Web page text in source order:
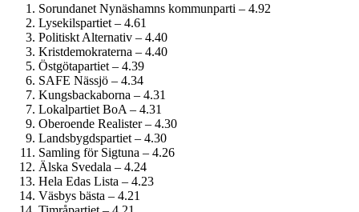
Sorundanet Nynäshamns kommunparti – 4.92
Lysekilspartiet – 4.61
Politiskt Alternativ – 4.40
Kristdemokraterna – 4.40
Östgötapartiet – 4.39
SAFE Nässjö – 4.34
Kungsbackaborna – 4.31
Lokalpartiet BoA – 4.31
Oberoende Realister – 4.30
Landsbygdspartiet – 4.30
Samling för Sigtuna – 4.26
Älska Svedala – 4.24
Hela Edas Lista – 4.23
Väsbys bästa – 4.21